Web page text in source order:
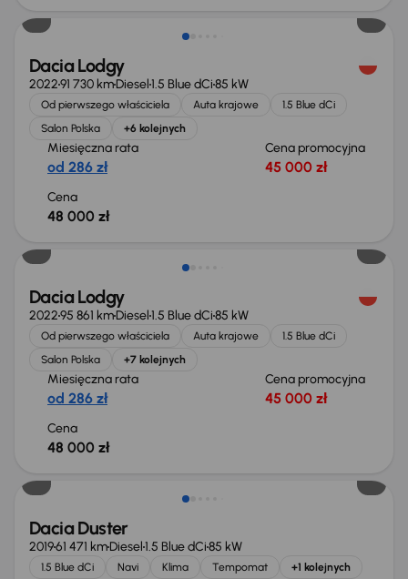
Dacia Lodgy
202291 730 kmDiesel1.5 Blue dCi85 kW
Od pierwszego właściciela Auta krajowe
1.5 Blue dCi
Salon Polska
+6 kolejnych
Miesięczna rata
od 286 zł
Cena promocyjna
45 000 zł
Cena
48 000 zł
Możliwość odliczenia VAT
Dacia Lodgy
202295 861 kmDiesel1.5 Blue dCi85 kW
Od pierwszego właściciela Auta krajowe
1.5 Blue dCi
Salon Polska
+7 kolejnych
Miesięczna rata
od 286 zł
Cena promocyjna
45 000 zł
Cena
48 000 zł
Dacia Duster
201961 471 kmDiesel1.5 Blue dCi85 kW
1.5 Blue dCi Navi Klima Tempomat +1 kolejnych